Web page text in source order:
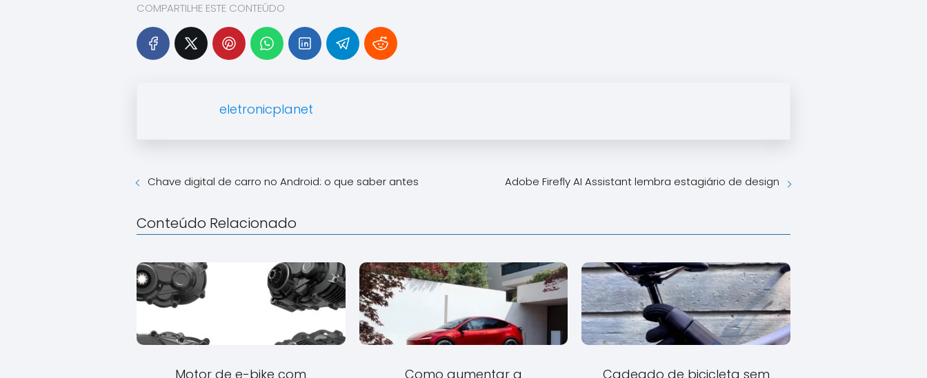
COMPARTILHE ESTE CONTEÚDO
eletronicplanet
Chave digital de carro no Android: o que saber antes Adobe Firefly AI Assistant lembra estagiário de design
Conteúdo Relacionado
Motor de e-bike com Como aumentar a Cadeado de bicicleta sem